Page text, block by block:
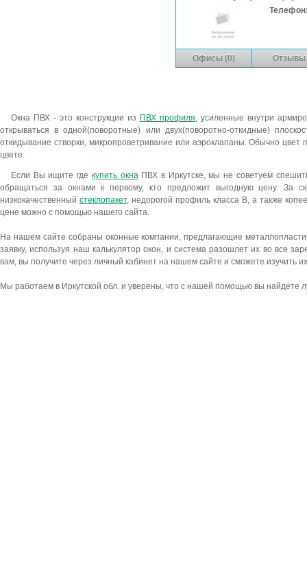
Офисы (0) Отзывы
Окна ПВХ - это конструкции из ПВХ профиля, усиленные внутри
открываться в одной(поворотные) или двух(поворотно-откидные)
откидывание створки, микропроветривание или аэроклапаны. Обычно
цвете.
Если Вы ищите где купить окнаПВХ в Иркутске, мы не советуем
обращаться за окнами к первому, кто предложит выгодную цену. За
низкокачественный стеклопакет, недорогой профиль класса В, а также
цене можно с помощью нашего сайта.
На нашем сайте собраны оконные компании, предлагающие
заявку, используя наш калькулятор окон, и система разошлет их во все
вам, вы получите через личный кабинет на нашем сайте и сможете изучить
Мы работаем в Иркутской обл. и уверены, что с нашей помощью вы найдете